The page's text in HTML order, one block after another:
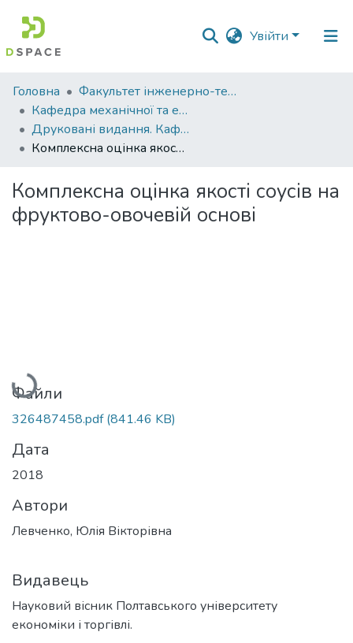
Увійти
Фонди
та
зібрання
Пошук за критеріями
Статистика
Головна
Факультет інженерно-технологічний
Кафедра механічної та електричної інженерії
Друковані видання. Кафедра механічної та електричної інженерії
Комплексна оцінка якості соусів на фруктово-овочевій основі
Комплексна оцінка якості соусів на
фруктово-овочевій основі
Вантажиться...
Файли
326487458.pdf(841.46 KB)
Дата
2018
Автори
Левченко, Юлія Вікторівна
Видавець
Науковий вісник Полтавського університету
економіки і торгівлі.